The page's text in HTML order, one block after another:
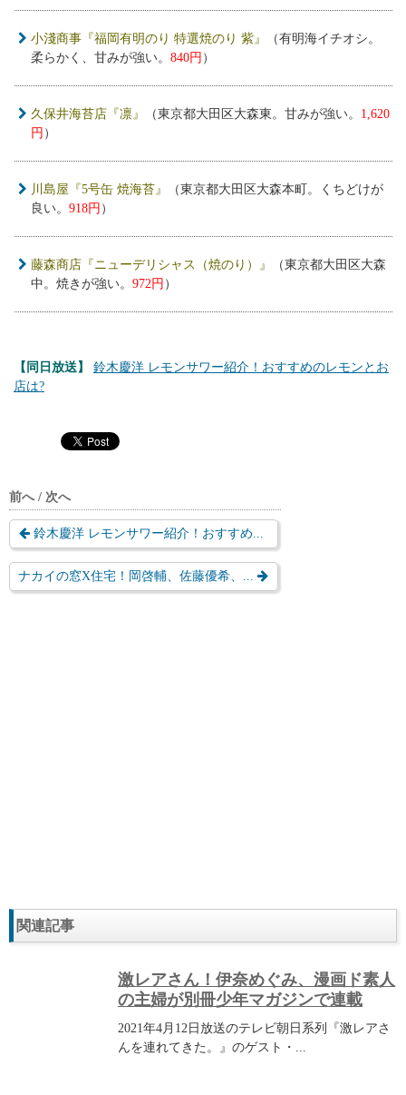
小淺商事『福岡有明のり 特選焼のり 紫』
（有明海イチオシ。
柔らかく、甘みが強い。 840円 ）
久保井海苔店『凛』 （東京都大田区大森東。甘みが強い。 1,620
円 ）
川島屋『5号缶 焼海苔』
（東京都大田区大森本町。くちどけが
良い。 918円 ）
藤森商店『ニューデリシャス（焼のり）』
（東京都大田区大森
中。焼きが強い。 972円 ）
【同日放送】
鈴木慶洋 レモンサワー紹介！おすすめのレモンとお
店は?
前へ / 次へ
鈴木慶洋 レモンサワー紹介！おすすめ...
ナカイの窓X住宅！岡啓輔、佐藤優希、...
関連記事
激レアさん！伊奈めぐみ、漫画ド素人
の主婦が別冊少年マガジンで連載
2021年4月12日放送のテレビ朝日系列『激レアさ
んを連れてきた。』のゲスト・...